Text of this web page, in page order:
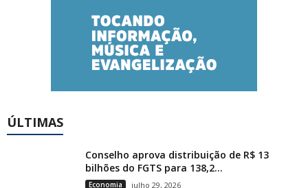
ÚLTIMAS
Conselho aprova distribuição de R$ 13
bilhões do FGTS para 138,2...
Economia julho 29, 2026